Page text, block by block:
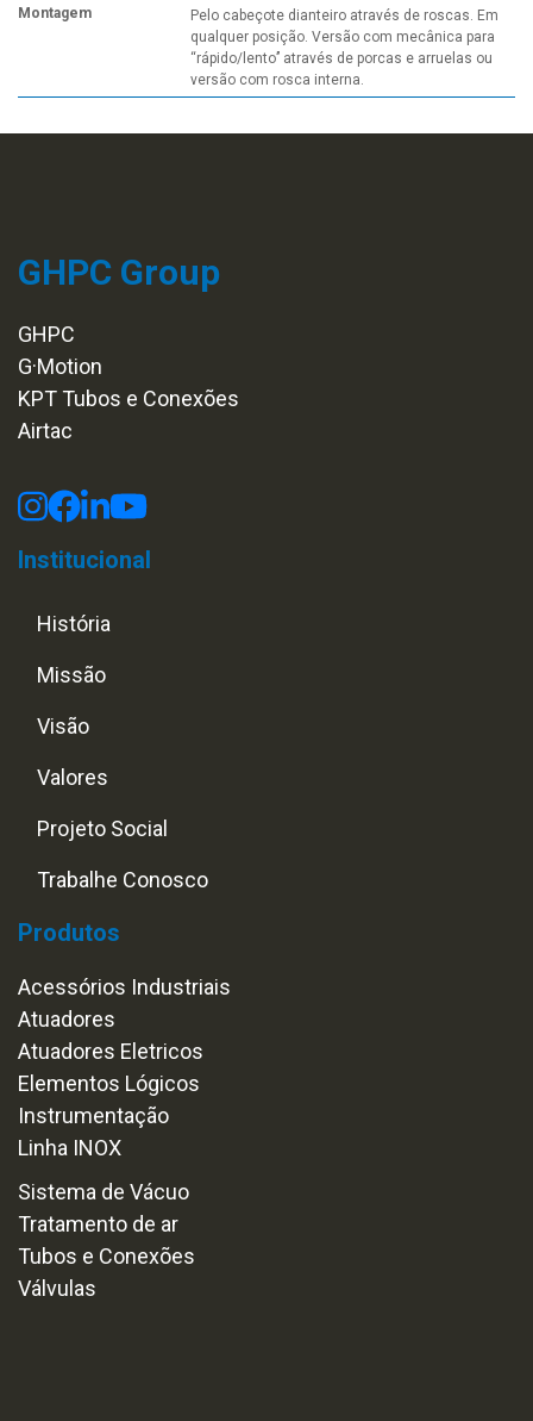
Montagem
Pelo cabeçote dianteiro através de roscas. Em
qualquer posição. Versão com mecânica para
‘‘rápido/lento’’ através de porcas e arruelas ou
versão com rosca interna.
GHPC Group
GHPC
G·Motion
KPT Tubos e Conexões
Airtac
Institucional
História
Missão
Visão
Valores
Projeto Social
Trabalhe Conosco
Produtos
Acessórios Industriais
Atuadores
Atuadores Eletricos
Elementos Lógicos
Instrumentação
Linha INOX
Sistema de Vácuo
Tratamento de ar
Tubos e Conexões
Válvulas